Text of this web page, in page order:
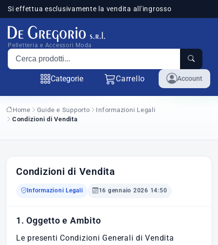
Si effettua esclusivamente la vendita all'ingrosso
Pelletteria e Accessori Moda
Cerca prodotti
Categorie Carrello Account
Home Guide e Supporto
Informazioni Legali
Condizioni di Vendita
Condizioni di Vendita
Informazioni Legali 16 gennaio 2026 14:50
1. Oggetto e Ambito
Le presenti Condizioni Generali di Vendita